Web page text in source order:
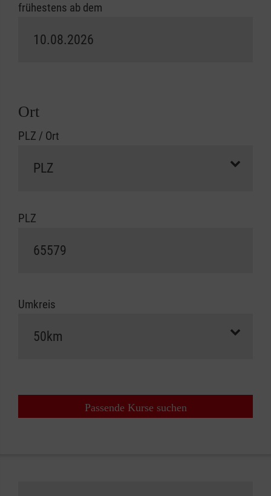
frühestens ab dem
Ort
PLZ / Ort
PLZ
Umkreis
Passende Kurse suchen